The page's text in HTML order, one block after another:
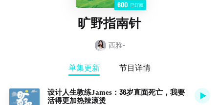
600 已订阅
旷野指南针
西雅-
单集更新 节目详情
设计人生教练James：36岁直面死亡，我要
活得更加热辣滚烫